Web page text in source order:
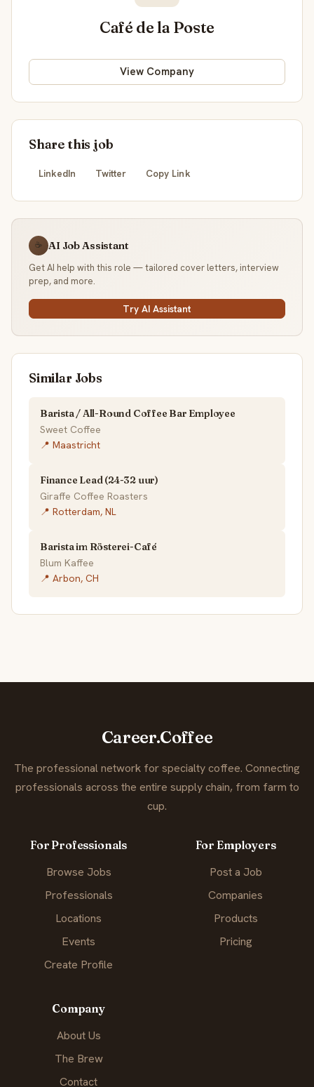
Café de la Poste
View Company
Share this job
LinkedIn Twitter Copy Link
☕ AI Job Assistant
Get AI help with this role — tailored cover letters, interview
prep, and more.
Try AI Assistant
Similar Jobs
Barista / All-Round Coffee Bar Employee
Sweet Coffee
📍 Maastricht
Finance Lead (24-32 uur)
Giraffe Coffee Roasters
📍 Rotterdam, NL
Barista im Rösterei-Café
Blum Kaffee
📍 Arbon, CH
Career.Coffee
The professional network for specialty coffee. Connecting
professionals across the entire supply chain, from farm to
cup.
For Professionals
Browse Jobs
Professionals
Locations
Events
Create Profile
For Employers
Post a Job
Companies
Products
Pricing
Company
About Us
The Brew
Contact